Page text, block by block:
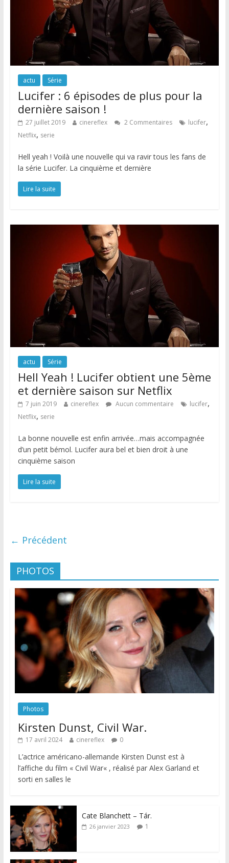
actu Série
Lucifer : 6 épisodes de plus pour la
dernière saison !
27 juillet 2019 cinereflex 2 Commentaires lucifer,
Netflix, serie
Hell yeah ! Voilà une nouvelle qui va ravir tous les fans de
la série Lucifer. La cinquième et dernière
Lire la suite
actu Série
Hell Yeah ! Lucifer obtient une 5ème
et dernière saison sur Netflix
7 juin 2019 cinereflex Aucun commentaire lucifer,
Netflix, serie
La bonne nouvelle est enfin arrivée…mais accompagnée
d’un petit bémol. Lucifer aura bel et bien droit à une
cinquième saison
Lire la suite
← Précédent
PHOTOS
Photos
Kirsten Dunst, Civil War.
17 avril 2024 cinereflex 0
L’actrice américano-allemande Kirsten Dunst est à
l’affiche du film « Civil War« , réalisé par Alex Garland et
sorti en salles le
Cate Blanchett – Tár.
26 janvier 2023 1